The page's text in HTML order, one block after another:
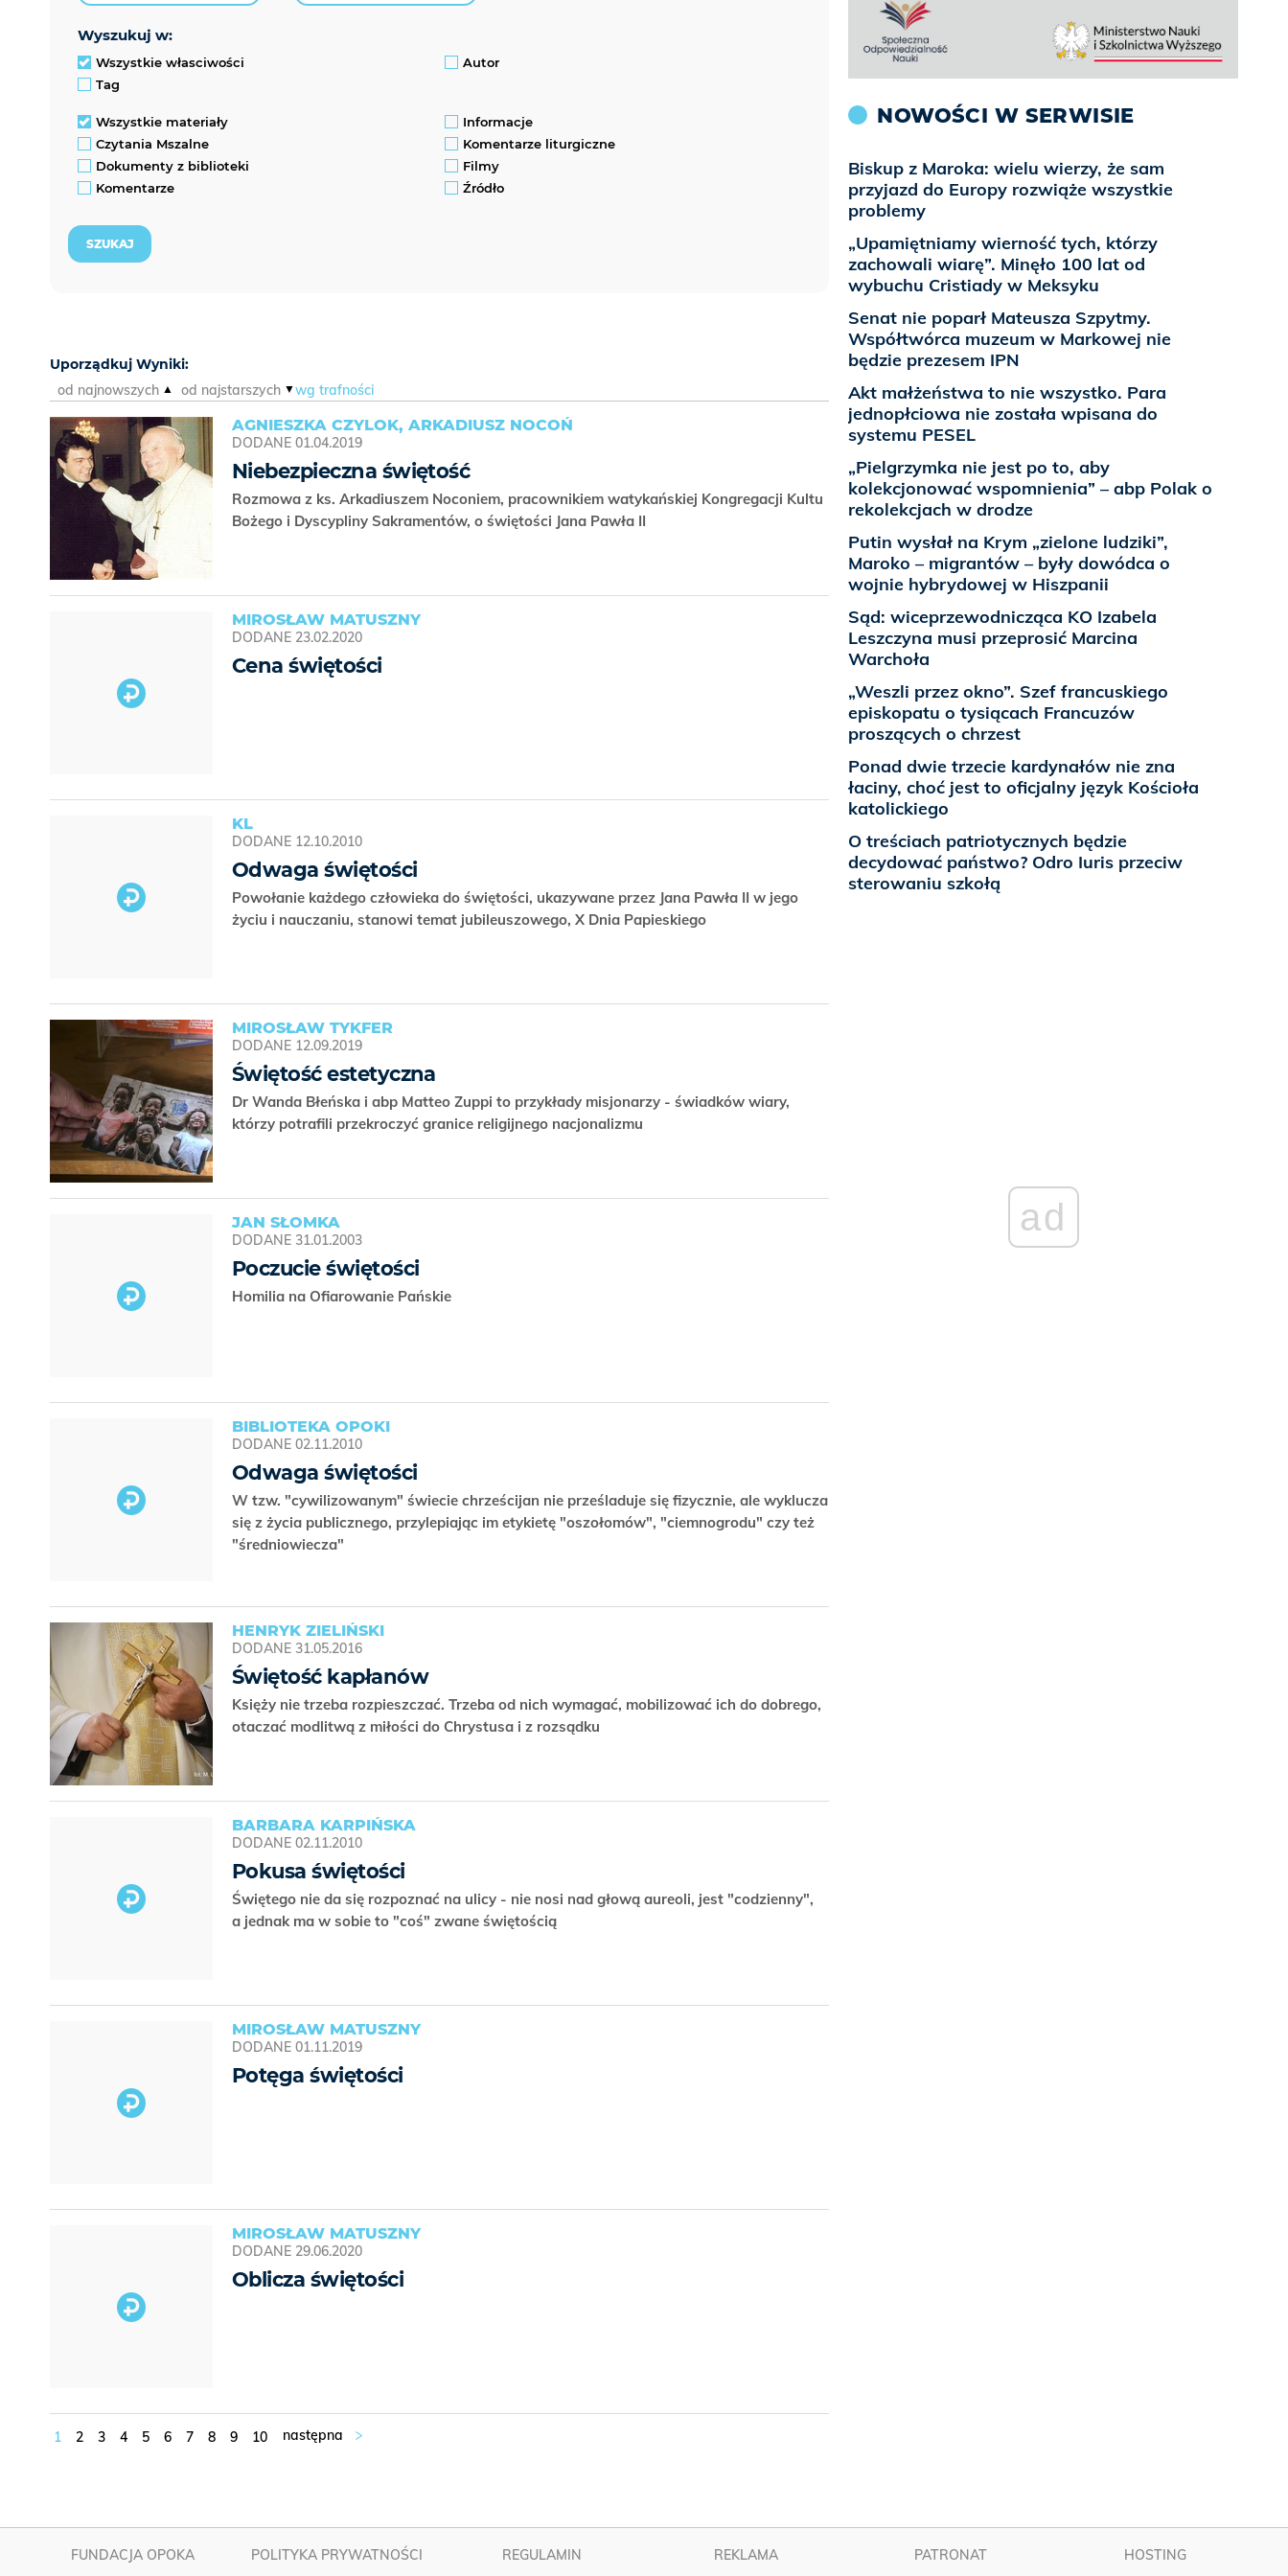
wyszukuj w:
Wszystkie własciwości
Autor
Tag
Wszystkie materiały
Informacje
Czytania Mszalne
Komentarze liturgiczne
Dokumenty z biblioteki
Filmy
Komentarze
Źródło
Uporządkuj Wyniki:
od najnowszych
od najstarszych wg trafności
AGNIESZKA CZYLOK, ARKADIUSZ NOCOŃ
DODANE 01.04.2019
Niebezpieczna świętość
Rozmowa z ks. Arkadiuszem Noconiem, pracownikiem watykańskiej Kongregacji Kultu
Bożego i Dyscypliny Sakramentów, o świętości Jana Pawła II
MIROSŁAW MATUSZNY
DODANE 23.02.2020
Cena świętości
KL
DODANE 12.10.2010
Odwaga świętości
Powołanie każdego człowieka do świętości, ukazywane przez Jana Pawła II w jego
życiu i nauczaniu, stanowi temat jubileuszowego, X Dnia Papieskiego
MIROSŁAW TYKFER
DODANE 12.09.2019
Świętość estetyczna
Dr Wanda Błeńska i abp Matteo Zuppi to przykłady misjonarzy - świadków wiary,
którzy potrafili przekroczyć granice religijnego nacjonalizmu
JAN SŁOMKA
DODANE 31.01.2003
Poczucie świętości
Homilia na Ofiarowanie Pańskie
BIBLIOTEKA OPOKI
DODANE 02.11.2010
Odwaga świętości
W tzw. "cywilizowanym" świecie chrześcijan nie prześladuje się fizycznie, ale wyklucza
się z życia publicznego, przylepiając im etykietę "oszołomów", "ciemnogrodu" czy też
"średniowiecza"
HENRYK ZIELIŃSKI
DODANE 31.05.2016
Świętość kapłanów
Księży nie trzeba rozpieszczać. Trzeba od nich wymagać, mobilizować ich do dobrego,
otaczać modlitwą z miłości do Chrystusa i z rozsądku
BARBARA KARPIŃSKA
DODANE 02.11.2010
Pokusa świętości
Świętego nie da się rozpoznać na ulicy - nie nosi nad głową aureoli, jest "codzienny",
a jednak ma w sobie to "coś" zwane świętością
MIROSŁAW MATUSZNY
DODANE 01.11.2019
Potęga świętości
MIROSŁAW MATUSZNY
DODANE 29.06.2020
Oblicza świętości
1 2 3 4 5 6 7 8 9 10
NOWOŚCI W SERWISIE
Biskup z Maroka: wielu wierzy, że sam
przyjazd do Europy rozwiąże wszystkie
problemy
„Upamiętniamy wierność tych, którzy
zachowali wiarę”. Minęło 100 lat od
wybuchu Cristiady w Meksyku
Senat nie poparł Mateusza Szpytmy.
Współtwórca muzeum w Markowej nie
będzie prezesem IPN
Akt małżeństwa to nie wszystko. Para
jednopłciowa nie została wpisana do
systemu PESEL
„Pielgrzymka nie jest po to, aby
kolekcjonować wspomnienia” – abp Polak o
rekolekcjach w drodze
Putin wysłał na Krym „zielone ludziki”,
Maroko – migrantów – były dowódca o
wojnie hybrydowej w Hiszpanii
Sąd: wiceprzewodnicząca KO Izabela
Leszczyna musi przeprosić Marcina
Warchoła
„Weszli przez okno”. Szef francuskiego
episkopatu o tysiącach Francuzów
proszących o chrzest
Ponad dwie trzecie kardynałów nie zna
łaciny, choć jest to oficjalny język Kościoła
katolickiego
O treściach patriotycznych będzie
decydować państwo? Odro Iuris przeciw
sterowaniu szkołą
ad
FUNDACJA OPOKA POLITYKA PRYWATNOŚCI REGULAMIN REKLAMA PATRONAT HOSTING